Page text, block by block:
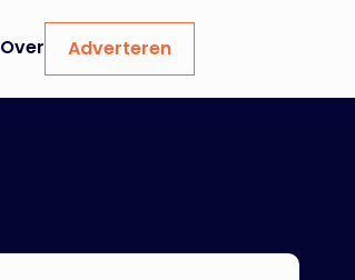
Over Adverteren